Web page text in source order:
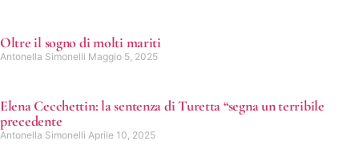
Oltre il sogno di molti mariti
Antonella Simonelli Maggio 5, 2025
Elena Cecchettin: la sentenza di Turetta “segna un terribile
precedente
Antonella Simonelli Aprile 10, 2025